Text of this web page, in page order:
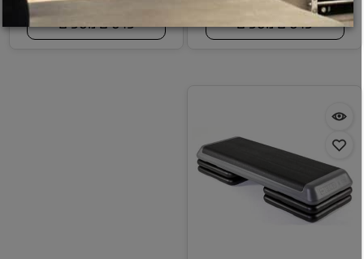
פרטים נוספים פרטים נוספים